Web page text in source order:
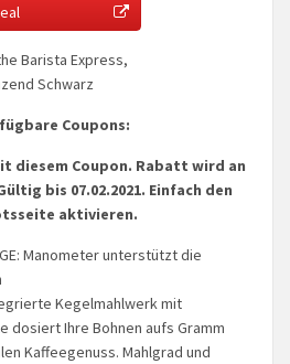
Barista Express,
Schwarz
Coupons:
diesem Coupon. Rabatt wird an
bis 07.02.2021. Einfach den
aktivieren.
Manometer unterstützt die
Kegelmahlwerk mit
dosiert Ihre Bohnen aufs Gramm
Kaffeegenuss. Mahlgrad und